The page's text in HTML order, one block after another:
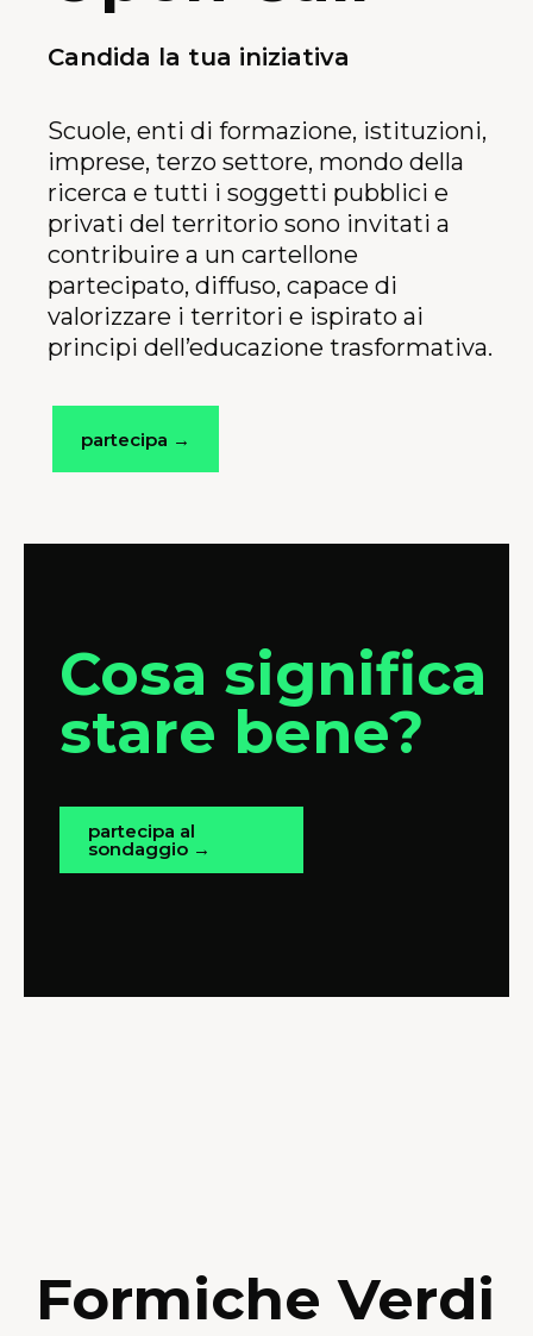
Candida la tua iniziativa
Scuole, enti di formazione, istituzioni,
imprese, terzo settore, mondo della
ricerca e tutti i soggetti pubblici e
privati del territorio sono invitati a
contribuire a un cartellone
partecipato, diffuso, capace di
valorizzare i territori e ispirato ai
principi dell’educazione trasformativa.
partecipa →
Cosa significa
stare bene?
partecipa al
sondaggio →
Formiche Verdi